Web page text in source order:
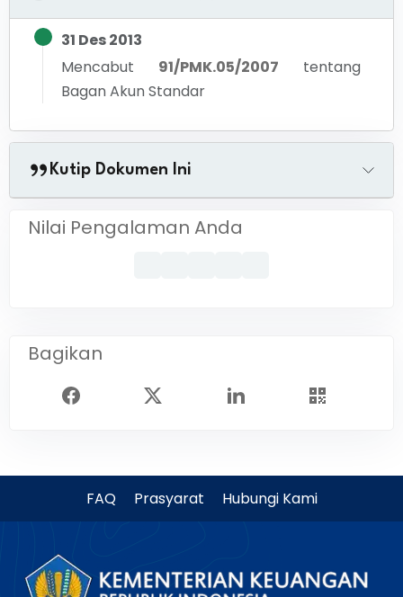
31 Des 2013
Mencabut
91/PMK.05/2007
tentang
Bagan Akun Standar
Kutip Dokumen Ini
Nilai Pengalaman Anda
Bagikan
FAQ Prasyarat Hubungi Kami